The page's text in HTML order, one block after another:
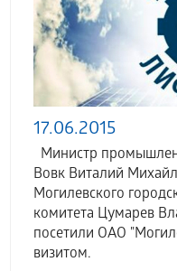
17.06.2015
Министр
Вовк Виталий
Могилевского
комитета Цумарев
посетили ОАО
визитом.